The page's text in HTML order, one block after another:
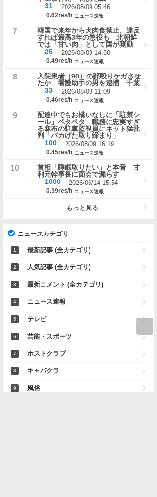
31 2026/08/09 05:46
0.62res/h ニュース速報
韓国で来年から犬肉食禁止、違反
すれば最高3年の懲役も 北朝鮮
では「甘い肉」として国が奨励
25 2026/08/09 14:50
0.49res/h ニュース速報
入院患者（90）の顔殴りケガさせ
たか 看護助手の男を逮捕 千葉
33 2026/08/09 11:09
0.46res/h ニュース速報
配達中でもお構いなしに「駐禁シ
ール」ペタペタ 職務に忠実すぎ
る麻布の駐車監視員にネット猛批
判「バカげた取り締まり」
100
2026/08/09 16:19
0.45res/h ニュース速報
首相「睡眠取りたい」と本音 甘
利元幹事長に面会で漏らす
1000
2026/06/14 15:54
0.39res/h ニュース速報
もっと見る
ニュースカテゴリ
最新記事 (全カテゴリ)
人気記事 (全カテゴリ)
最新コメント (全カテゴリ)
ニュース速報
テレビ
芸能・スポーツ
ホストクラブ
キャバクラ
風俗